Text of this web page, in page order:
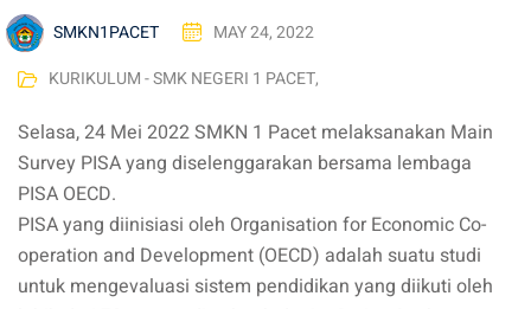
SMKN1PACET
MAY 24, 2022
KURIKULUM - SMK NEGERI 1 PACET,
Selasa, 24 Mei 2022 SMKN 1 Pacet melaksanakan Main
Survey PISA yang diselenggarakan bersama lembaga
PISA OECD.
PISA yang diinisiasi oleh Organisation for Economic Co-
operation and Development (OECD) adalah suatu studi
untuk mengevaluasi sistem pendidikan yang diikuti oleh